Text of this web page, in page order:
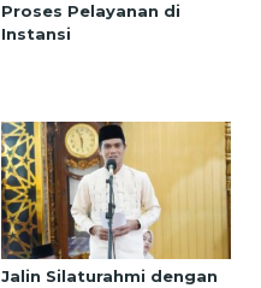
Proses Pelayanan di
Instansi
Jalin Silaturahmi dengan